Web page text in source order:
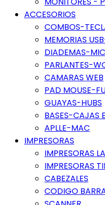
ACCESORIOS
COMBOS-
MEMORIAS
DIADEMAS-
PARLANTES-
CAMARAS WEB
PAD MOUSE-
GUAYAS-HUBS
BASES-CAJAS
APLLE-MAC
IMPRESORAS
IMPRESORAS
IMPRESORAS
CABEZALES
CODIGO